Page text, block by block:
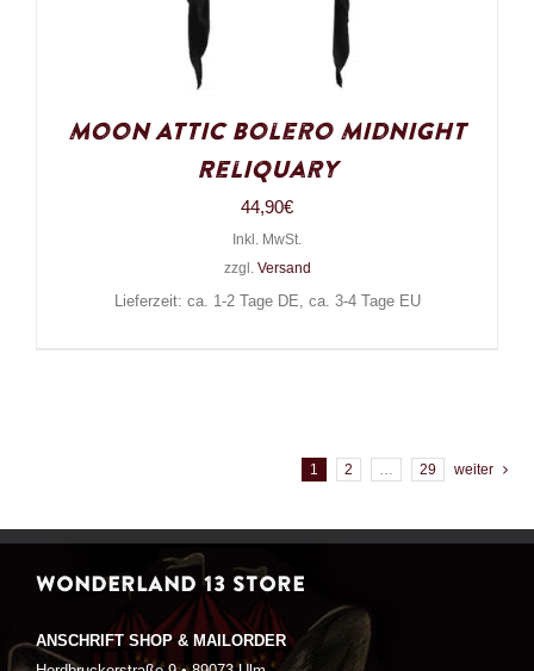
Moon Attic Bolero Midnight
Reliquary
44,90€
Inkl. MwSt.
zzgl. Versand
Lieferzeit: ca. 1-2 Tage DE, ca. 3-4 Tage EU
1 2 29 weiter
WONDERLAND 13 STORE
ANSCHRIFT SHOP & MAILORDER